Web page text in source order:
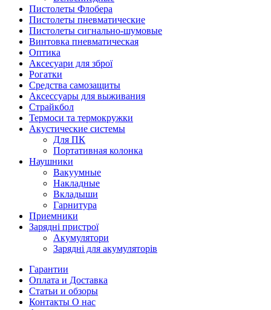
Пистолеты Флобера
Пистолеты пневматические
Пистолеты сигнально-шумовые
Винтовка пневматическая
Оптика
Аксесуари для зброї
Рогатки
Средства самозащиты
Аксессуары для выживания
Страйкбол
Термоси та термокружки
Акустические системы
Для ПК
Портативная колонка
Наушники
Вакуумные
Накладные
Вкладыши
Гарнитура
Приемники
Зарядні пристрої
Акумулятори
Зарядні для акумуляторів
Гарантии
Оплата и Доставка
Статьи и обзоры
Контакты О нас